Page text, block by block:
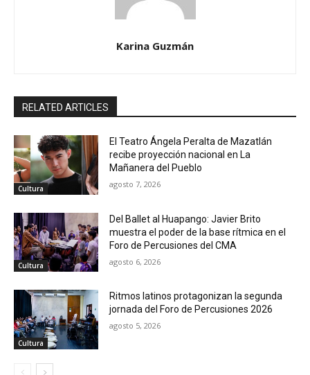
Karina Guzmán
RELATED ARTICLES
Cultura
El Teatro Ángela Peralta de Mazatlán
recibe proyección nacional en La
Mañanera del Pueblo
agosto 7, 2026
Cultura
Del Ballet al Huapango: Javier Brito
muestra el poder de la base rítmica en el
Foro de Percusiones del CMA
agosto 6, 2026
Cultura
Ritmos latinos protagonizan la segunda
jornada del Foro de Percusiones 2026
agosto 5, 2026